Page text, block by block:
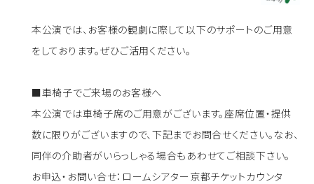
本公演では、お客様の観劇に際して以下のサポートのご用意
をしております。ぜひご活用ください。
■車椅子でご来場のお客様へ
本公演では車椅子席のご用意がございます。座席位置・提供
数に限りがございますので、下記までお問合せください。なお、
同伴の介助者がいらっしゃる場合もあわせてご相談下さい。
お申込・お問い合せ：ロームシアター京都チケットカウンタ